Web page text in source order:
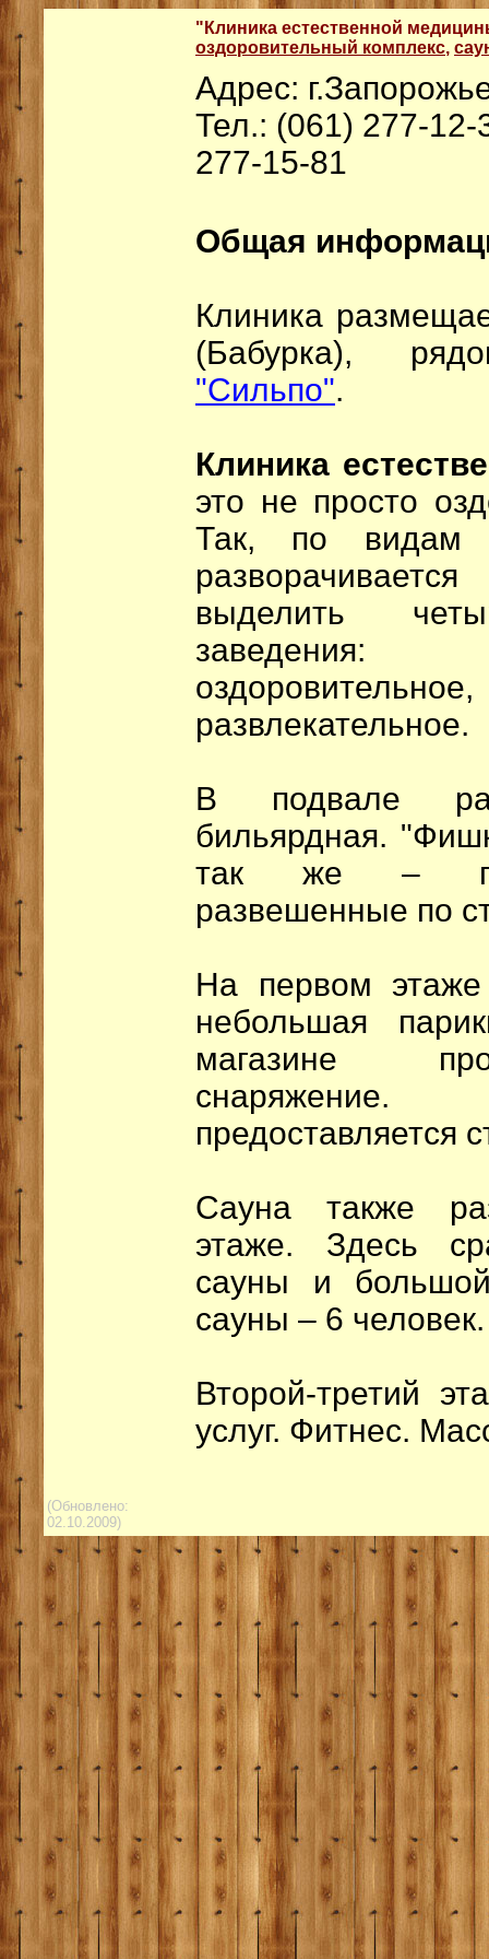
"Клиника естественной
оздоровительный комплекс,
Адрес:
Тел.: (061) 277-
277-15-81
Общая
Клиника
(Бабурка),
"Сильпо".
Клиника
это не просто
Так, по видам
выделить
заведения:
развлекательное.
В подвале
бильярдная.
так же –
развешенные по
На первом
небольшая
магазине
снаряжение.
предоставляется
Сауна также
этаже. Здесь
сауны и
сауны – 6 человек.
Второй-третий
услуг. Фитнес.
(Обновлено:
02.10.2009)